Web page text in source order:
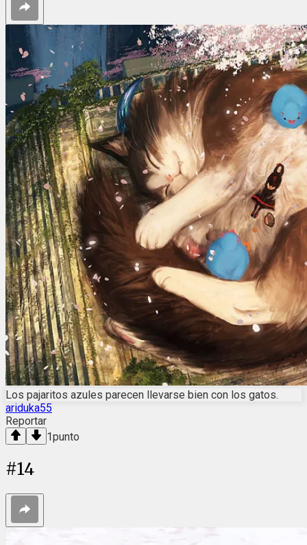
Los pajaritos azules parecen llevarse bien con los gatos.
ariduka55
Reportar
1punto
#14